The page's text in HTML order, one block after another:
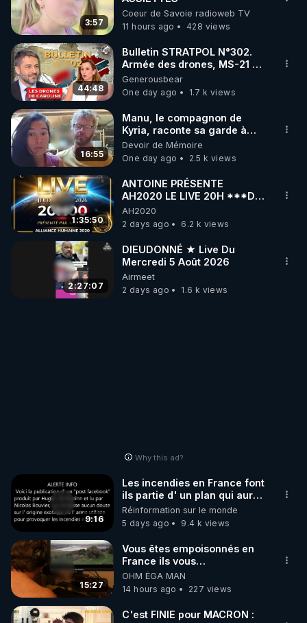
3:57
Coeur de Savoie radioweb TV
11 hours ago
428 views
44:48
Bulletin STRATPOL N°302.
Armée des drones, MS-21 en
série, missiles coréens.
07.08.2026.
Generousbear
One day ago
1.7 k views
16:55
Manu, le compagnon de
Kyria, raconte sa garde à
vue musclée. PARTAGEZ!
Devoir de Mémoire
One day ago
2.5 k views
1:35:50
ANTOINE PRÉSENTE
AH2020 LE LIVE 20H ***DU
06/08/2026***
AH2020
2 days ago
6.2 k views
2:27:07
DIEUDONNÉ ★ Live Du
Mercredi 5 Août 2026
Airmeet
2 days ago
1.6 k views
Why this ad?
9:16
Les incendies en France font
ils partie d' un plan qui aurait
débuté le 11 septembre 2001
?
Réinformation sur le monde
5 days ago
9.4 k views
15:27
Vous êtes empoisonnés en
France ils vous
empoisonnent tranquille
OHM ÉGA MAN
14 hours ago
227 views
C'est FINIE pour MACRON :